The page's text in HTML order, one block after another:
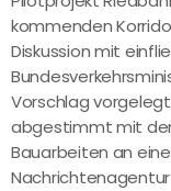
kommenden
Diskussion mit
Vorschlag
abgestimmt mit
Bauarbeiten an
Nachrichtenagentur